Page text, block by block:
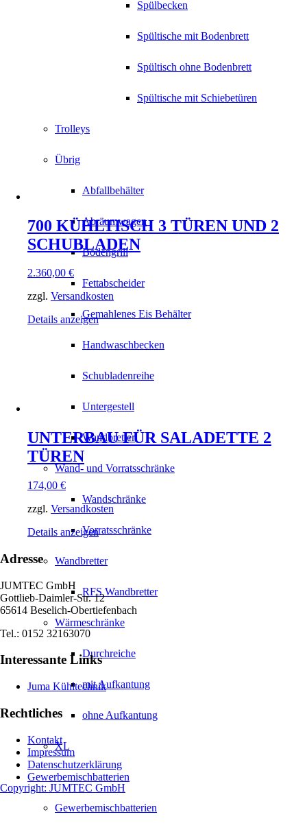
Spülbecken
Spültische mit Bodenbrett
Spültisch ohne Bodenbrett
Spültische mit Schiebetüren
Trolleys
Übrig
Abfallbehälter
Abräumwagen
Bodengrill
Fettabscheider
Gemahlenes Eis Behälter
Handwaschbecken
Schubladenreihe
Untergestell
Wandbretter
Wand- und Vorratsschränke
Wandschränke
Vorratsschränke
Wandbretter
RFS Wandbretter
Wärmeschränke
Durchreiche
mit Aufkantung
ohne Aufkantung
XL
Gewerbemischbatterien
Gewerbemischbatterien
700 KÜHLTISCH 3 TÜREN UND 2
SCHUBLADEN
2.360,00 €
zzgl. Versandkosten
Details anzeigen
UNTERBAU FÜR SALADETTE 2
TÜREN
174,00 €
zzgl. Versandkosten
Details anzeigen
Adresse
JUMTEC GmbH
Gottlieb-Daimler-Str. 12
65614 Beselich-Obertiefenbach
Tel.: 0152 32163070
Interessante Links
Juma Kühltechnik
Rechtliches
Kontakt
Impressum
Datenschutzerklärung
Copyright: JUMTEC GmbH